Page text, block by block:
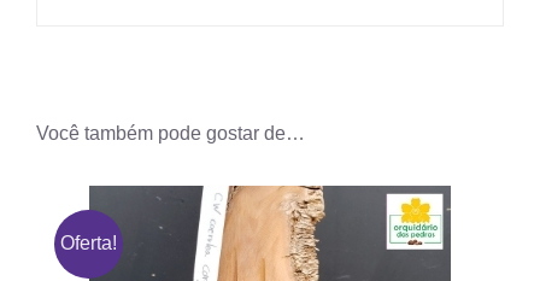
Você também pode gostar de…
Oferta!